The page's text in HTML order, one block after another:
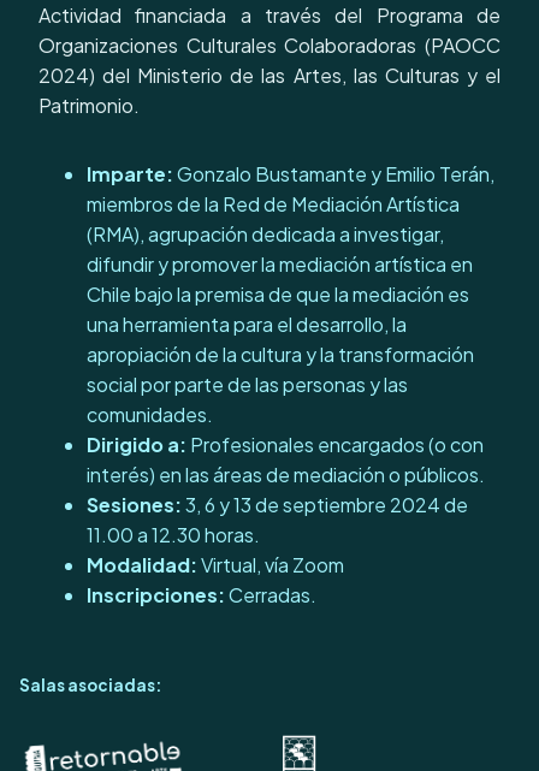
Actividad financiada a través del Programa de
Organizaciones Culturales Colaboradoras (PAOCC
2024) del Ministerio de las Artes, las Culturas y el
Patrimonio.
Imparte:Gonzalo Bustamante y Emilio Terán,
miembros de la Red de Mediación Artística
(RMA), agrupación dedicada a investigar,
difundir y promover la mediación artística en
Chile bajo la premisa de que la mediación es
una herramienta para el desarrollo, la
apropiación de la cultura y la transformación
social por parte de las personas y las
comunidades.
Dirigido a: Profesionales encargados (o con
interés) en las áreas de mediación o públicos.
Sesiones:3, 6 y 13 de septiembre 2024 de
11.00 a 12.30 horas.
Modalidad:Virtual, vía Zoom
Inscripciones:Cerradas.
Salas asociadas: